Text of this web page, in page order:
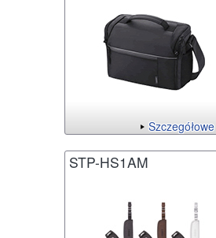
STP-HS1AM